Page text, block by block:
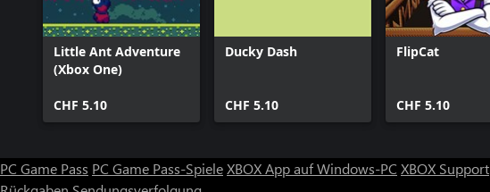
Little Ant Adventure
(Xbox One)
CHF 5.10
Ducky Dash
CHF 5.10
FlipCat
CHF 5.10
PC Game Pass PC Game Pass-SpieleXBOX App auf Windows-PC XBOX Support